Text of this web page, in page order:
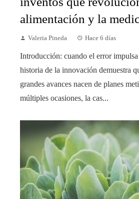
alimentación y la
Valeria Pineda Hace 6 días
Introducción: cuando el error
historia de la innovación demuestra
grandes avances nacen de planes
múltiples ocasiones, la cas...